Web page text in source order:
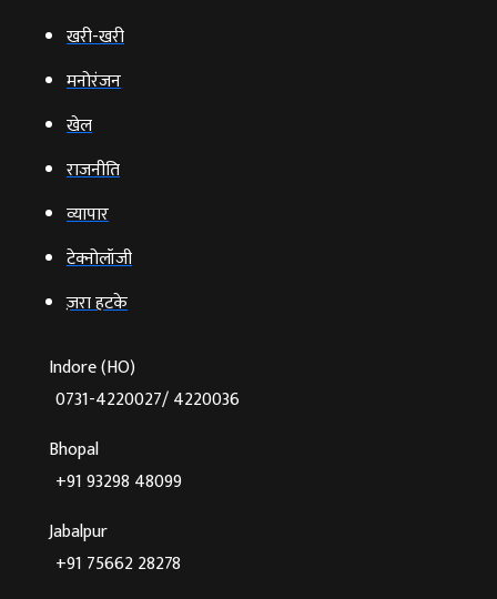
खरी-खरी
मनोरंजन
खेल
राजनीति
व्‍यापार
टेक्‍नोलॉजी
ज़रा हटके
Indore (HO)
0731-4220027/ 4220036
Bhopal
+91 93298 48099
Jabalpur
+91 75662 28278